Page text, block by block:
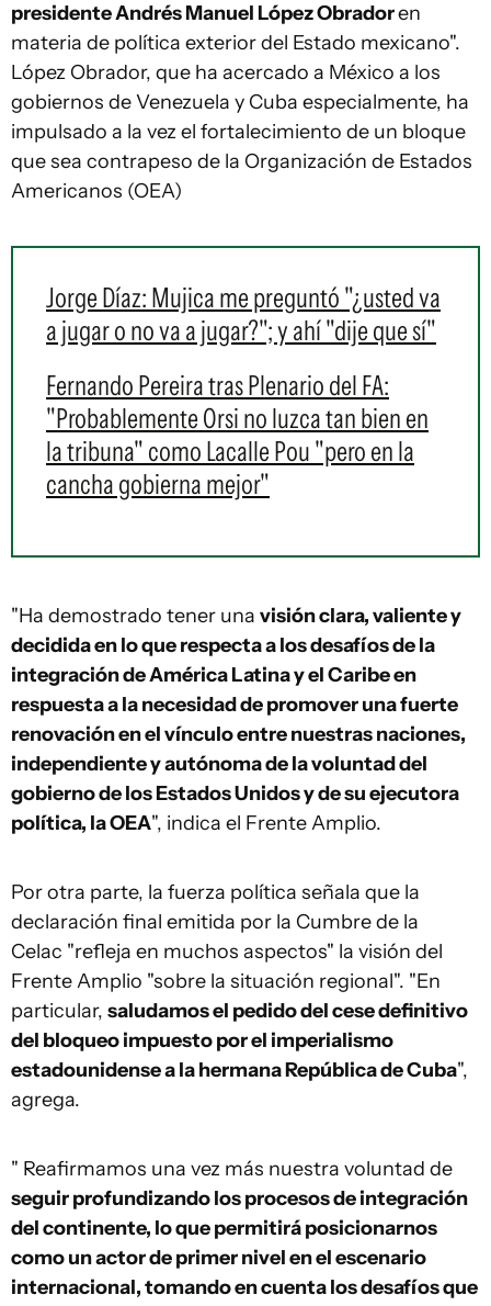
presidente Andrés Manuel López Obradoren
materia de política exterior del Estado mexicano".
López Obrador, que ha acercado a México a los
gobiernos de Venezuela y Cuba especialmente, ha
impulsado a la vez el fortalecimiento de un bloque
que sea contrapeso de la Organización de Estados
Americanos (OEA)
Jorge Díaz: Mujica me preguntó "¿usted va
a jugar o no va a jugar?"; y ahí "dije que sí"
Fernando Pereira tras Plenario del FA:
"Probablemente Orsi no luzca tan bien en
la tribuna" como Lacalle Pou "pero en la
cancha gobierna mejor"
"Ha demostrado tener una visión clara, valiente y
decidida en lo que respecta a los desafíos de la
integración de América Latina y el Caribe en
respuesta a la necesidad de promover una fuerte
renovación en el vínculo entre nuestras naciones,
independiente y autónoma de la voluntad del
gobierno de los Estados Unidos y de su ejecutora
política, la OEA", indica el Frente Amplio.
Por otra parte, la fuerza política señala que la
declaración final emitida por la Cumbre de la
Celac "refleja en muchos aspectos" la visión del
Frente Amplio "sobre la situación regional". "En
particular, saludamos el pedido del cese definitivo
del bloqueo impuesto por el imperialismo
estadounidense a la hermana República de Cuba",
agrega.
" Reafirmamos una vez más nuestra voluntad de
seguir profundizando los procesos de integración
del continente, lo que permitirá posicionarnos
como un actor de primer nivel en el escenario
internacional, tomando en cuenta los desafíos que